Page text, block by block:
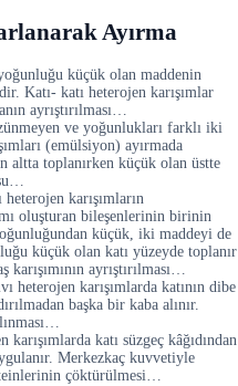
Ayırma
küçük olan maddenin
Katı- katı heterojen karışımlar
ayrıştırılması…
ve yoğunlukları farklı iki
(emülsiyon) ayırmada
altta toplanırken küçük olan üstte
heterojen karışımların
oluşturan bileşenlerinin birinin
küçük, iki maddeyi de
küçük olan katı yüzeyde toplanır
ayrıştırılması…
heterojen karışımlarda katının dibe
başka bir kaba alınır.
karışımlarda katı süzgeç kâğıdından
Merkezkaç kuvvetiyle
çöktürülmesi…